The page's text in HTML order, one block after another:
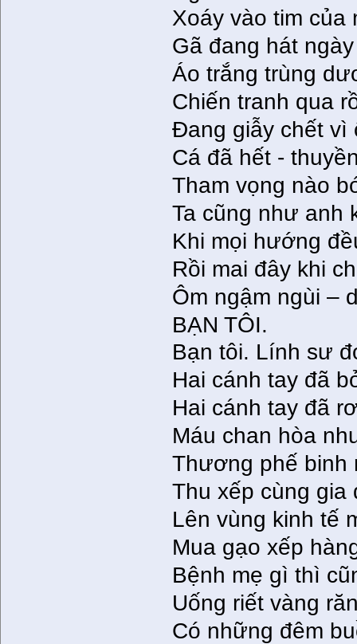
Xoáy vào tim của
Gã đang hát
Áo trắng trùng
Chiến tranh qua
Đang giẫy chết vì
Cá đã hết -
Tham vọng nào
Ta cũng như anh
Khi mọi hướng
Rồi mai đây khi
Ôm ngậm ngùi –
BẠN TÔI.
Bạn tôi. Lính sư
Hai cánh tay đã
Hai cánh tay đã
Máu chan hòa
Thương phế binh
Thu xếp cùng gia
Lên vùng kinh tế
Mua gạo xếp
Bệnh mẹ gì thì
Uống riết vàng
Có những đêm